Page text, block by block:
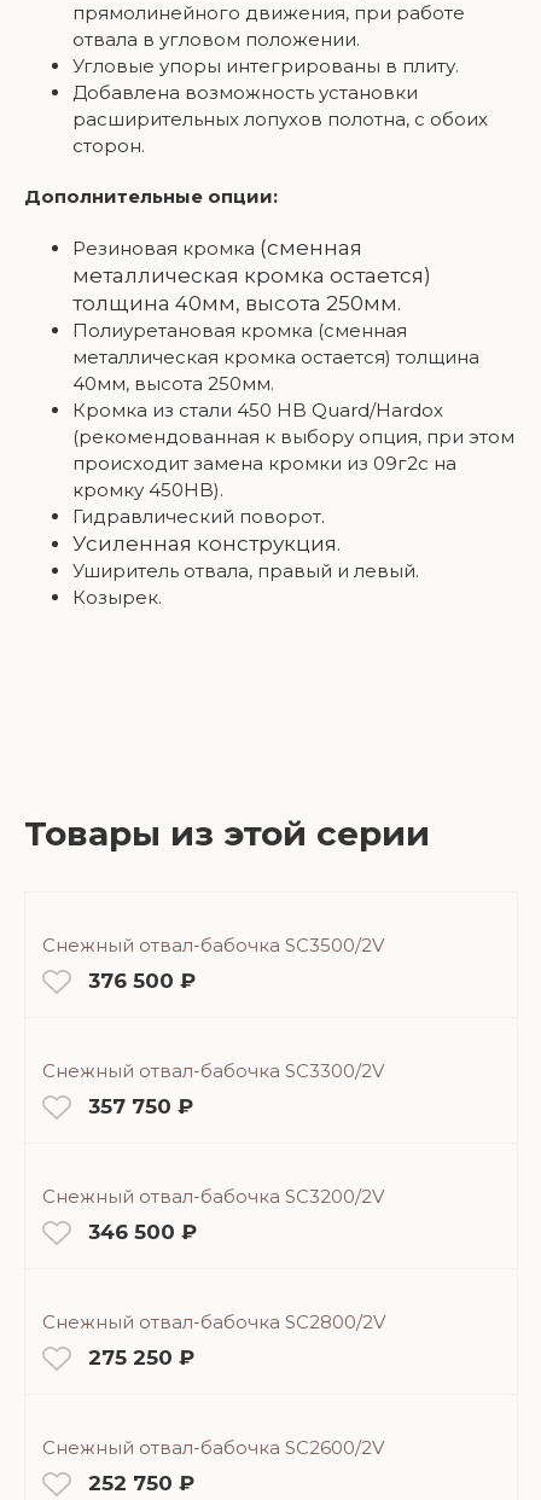
прямолинейного движения, при работе
отвала в угловом положении.
Угловые упоры интегрированы в плиту.
Добавлена возможность установки
расширительных лопухов полотна, с обоих
сторон.
Дополнительные опции:
Резиновая кромка (сменная
металлическая кромка остается)
толщина 40мм, высота 250мм.
Полиуретановая кромка (сменная
металлическая кромка остается) толщина
40мм, высота 250мм.
Кромка из стали 450 HB Quard/Hardox
(рекомендованная к выбору опция, при этом
происходит замена кромки из 09г2с на
кромку 450HB).
Гидравлический поворот.
Усиленная конструкция.
Уширитель отвала, правый и левый.
Козырек.
Товары из этой серии
Снежный отвал-бабочка SC3500/2V
376 500 ₽
Снежный отвал-бабочка SC3300/2V
357 750 ₽
Снежный отвал-бабочка SC3200/2V
346 500 ₽
Снежный отвал-бабочка SC2800/2V
275 250 ₽
Снежный отвал-бабочка SC2600/2V
252 750 ₽